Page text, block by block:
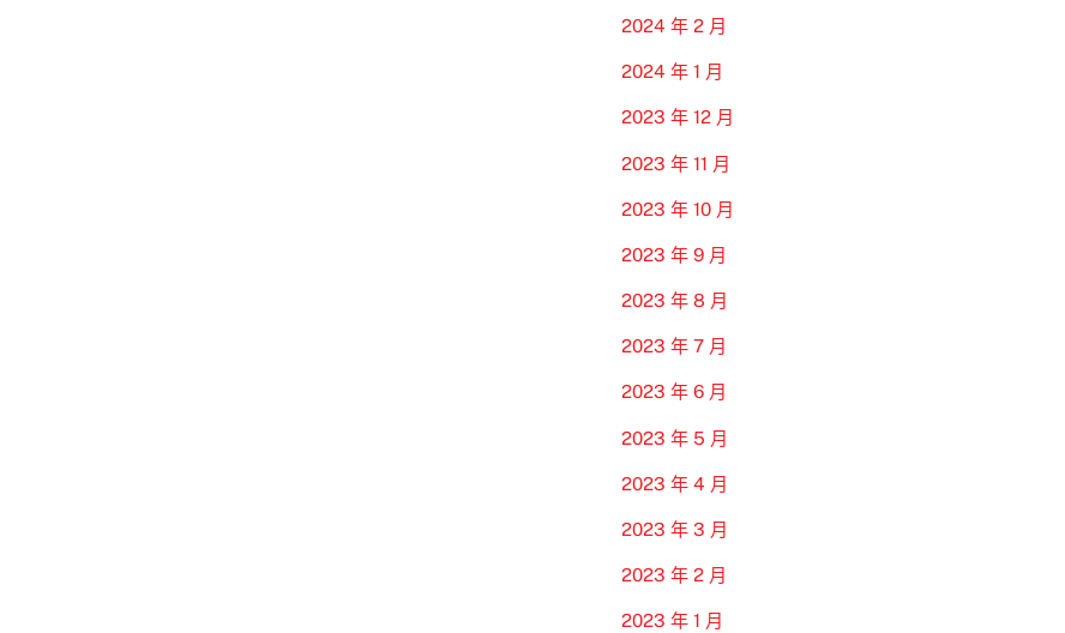
2024 年 2 月
2024 年 1 月
2023 年 12 月
2023 年 11 月
2023 年 10 月
2023 年 9 月
2023 年 8 月
2023 年 7 月
2023 年 6 月
2023 年 5 月
2023 年 4 月
2023 年 3 月
2023 年 2 月
2023 年 1 月